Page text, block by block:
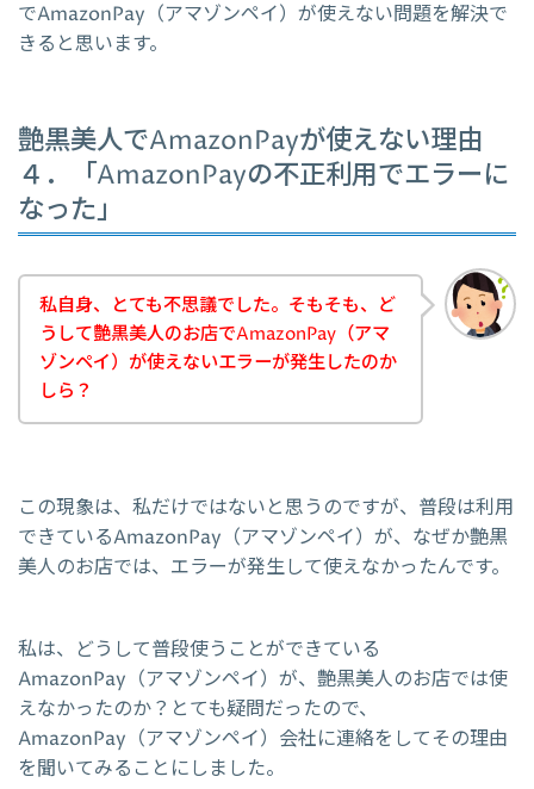
でAmazonPay（アマゾンペイ）が使えない問題を解決で
きると思います。
艶黒美人でAmazonPayが使えない理由
４．「AmazonPayの不正利用でエラーに
なった」
私自身、とても不思議でした。そもそも、ど
うして艶黒美人のお店でAmazonPay（アマ
ゾンペイ）が使えないエラーが発生したのか
しら？
この現象は、私だけではないと思うのですが、普段は利用
できているAmazonPay（アマゾンペイ）が、なぜか艶黒
美人のお店では、エラーが発生して使えなかったんです。
私は、どうして普段使うことができている
AmazonPay（アマゾンペイ）が、艶黒美人のお店では使
えなかったのか？とても疑問だったので、
AmazonPay（アマゾンペイ）会社に連絡をしてその理由
を聞いてみることにしました。